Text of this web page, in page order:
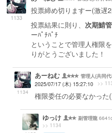
1133
投票締め切りますー(激遅
投票結果に則り、 次期鯖
ーﾊﾟﾁﾊﾟﾁ
ということで管理人権限
りがとうございました！
1134
あーねむ 管理人(共同代
2025/07/17 (木) 15:27:10
>>
権限委任の必要なかった
ゆっけ 副管理龍
>> 1134